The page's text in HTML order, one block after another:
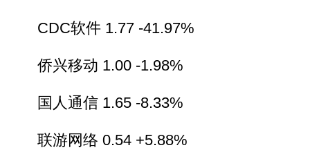
CDC软件 1.77 -41.97%
侨兴移动 1.00 -1.98%
国人通信 1.65 -8.33%
联游网络 0.54 +5.88%